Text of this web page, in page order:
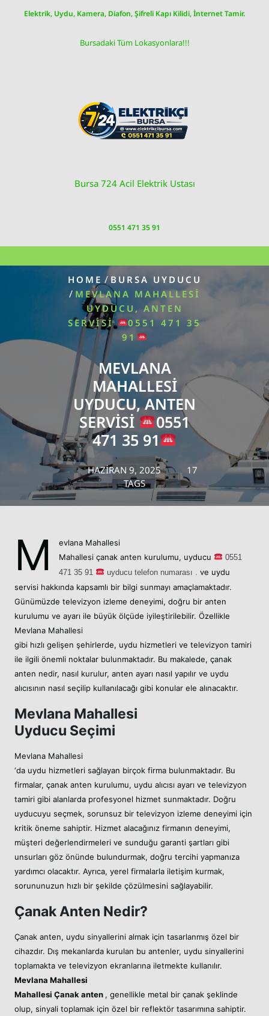
Elektrik, Uydu, Kamera, Diafon, Şifreli Kapı Kilidi, İnternet Tamir.
Bursadaki Tüm Lokasyonlara!!!
Bursa 724 Acil Elektrik Ustası
0551 471 35 91
HOME /BURSA UYDUCU
/ MEVLANA MAHALLESI
UYDUCU, ANTEN
SERVISI
0551 471 35
91
MEVLANA
MAHALLESI
UYDUCU, ANTEN
SERVISI
0551
471 35 91
HAZIRAN 9, 2025
17
TAGS
M
evlana Mahallesi
Mahallesi çanak anten kurulumu, uyducu 0551
471 35 91
uyducu telefon numarası . ve uydu
servisi hakkında kapsamlı bir bilgi sunmayı amaçlamaktadır.
Günümüzde televizyon izleme deneyimi, doğru bir anten
kurulumu ve ayarı ile büyük ölçüde iyileştirilebilir. Özellikle
Mevlana Mahallesi
gibi hızlı gelişen şehirlerde, uydu hizmetleri ve televizyon tamiri
ile ilgili önemli noktalar bulunmaktadır. Bu makalede, çanak
anten nedir, nasıl kurulur, anten ayarı nasıl yapılır ve uydu
alıcısının nasıl seçilip kullanılacağı gibi konular ele alınacaktır.
Mevlana Mahallesi
Uyducu Seçimi
Mevlana Mahallesi
‘da uydu hizmetleri sağlayan birçok firma bulunmaktadır. Bu
firmalar, çanak anten kurulumu, uydu alıcısı ayarı ve televizyon
tamiri gibi alanlarda profesyonel hizmet sunmaktadır. Doğru
uyducuyu seçmek, sorunsuz bir televizyon izleme deneyimi için
kritik öneme sahiptir. Hizmet alacağınız firmanın deneyimi,
müşteri değerlendirmeleri ve sunduğu garanti şartları gibi
unsurları göz önünde bulundurmak, doğru tercihi yapmanıza
yardımcı olacaktır. Ayrıca, yerel firmalarla iletişim kurmak,
sorununuzun hızlı bir şekilde çözülmesini sağlayabilir.
Çanak Anten Nedir?
Çanak anten, uydu sinyallerini almak için tasarlanmış özel bir
cihazdır. Dış mekanlarda kurulan bu antenler, uydu sinyallerini
toplamakta ve televizyon ekranlarına iletmekte kullanılır.
Mevlana Mahallesi
Mahallesi Çanak anten , genellikle metal bir çanak şeklinde
olup, sinyali toplamak için özel bir reflektör tasarımına sahiptir.